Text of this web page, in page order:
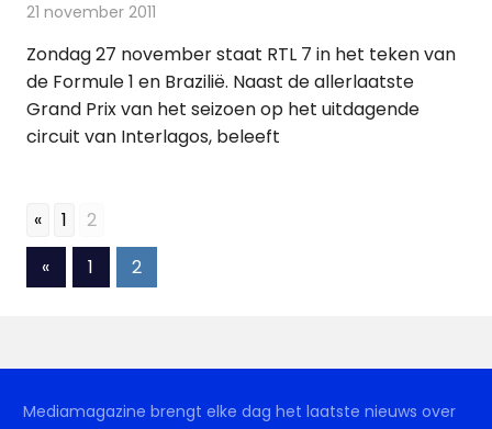
21 november 2011
Zondag 27 november staat RTL 7 in het teken van
de Formule 1 en Brazilië. Naast de allerlaatste
Grand Prix van het seizoen op het uitdagende
circuit van Interlagos, beleeft
« 1 2
Berichten
«Vorige
berichten
1 2
Mediamagazine brengt elke dag het laatste nieuws over